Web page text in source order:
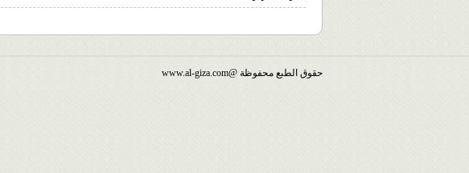
حقوق الطبع محفوظة @www.al-giza.com